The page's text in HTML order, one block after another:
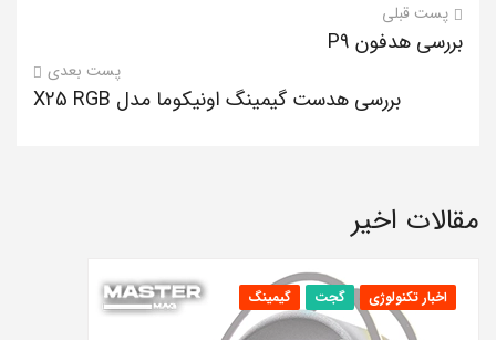
پست قبلی
بررسی هدفون P9
پست بعدی
بررسی هدست گیمینگ اونیکوما مدل X25 RGB
مقالات اخیر
اخبار تکنولوژی گجت گیمینگ